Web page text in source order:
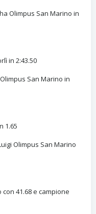
Olimpus San Marino in
in 2:43.50
San Marino in
1.65
Olimpus San Marino
41.68 e campione